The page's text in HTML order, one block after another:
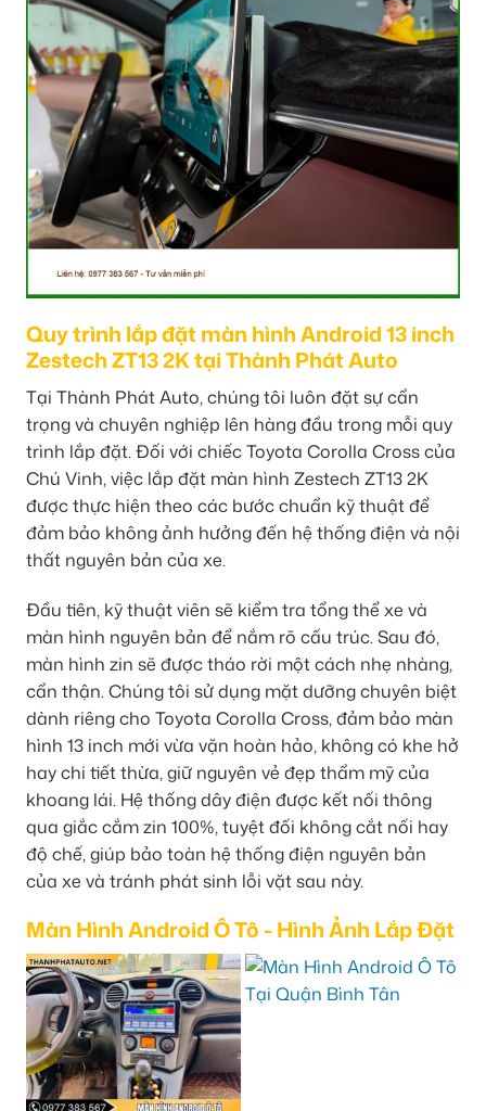
Quy trình lắp đặt màn hình Android 13 inch
Zestech ZT13 2K tại Thành Phát Auto
Tại Thành Phát Auto, chúng tôi luôn đặt sự cẩn
trọng và chuyên nghiệp lên hàng đầu trong mỗi quy
trình lắp đặt. Đối với chiếc Toyota Corolla Cross của
Chú Vinh, việc lắp đặt màn hình Zestech ZT13 2K
được thực hiện theo các bước chuẩn kỹ thuật để
đảm bảo không ảnh hưởng đến hệ thống điện và nội
thất nguyên bản của xe.
Đầu tiên, kỹ thuật viên sẽ kiểm tra tổng thể xe và
màn hình nguyên bản để nắm rõ cấu trúc. Sau đó,
màn hình zin sẽ được tháo rời một cách nhẹ nhàng,
cẩn thận. Chúng tôi sử dụng mặt dưỡng chuyên biệt
dành riêng cho Toyota Corolla Cross, đảm bảo màn
hình 13 inch mới vừa vặn hoàn hảo, không có khe hở
hay chi tiết thừa, giữ nguyên vẻ đẹp thẩm mỹ của
khoang lái. Hệ thống dây điện được kết nối thông
qua giắc cắm zin 100%, tuyệt đối không cắt nối hay
độ chế, giúp bảo toàn hệ thống điện nguyên bản
của xe và tránh phát sinh lỗi vặt sau này.
Màn Hình Android Ô Tô - Hình Ảnh Lắp Đặt